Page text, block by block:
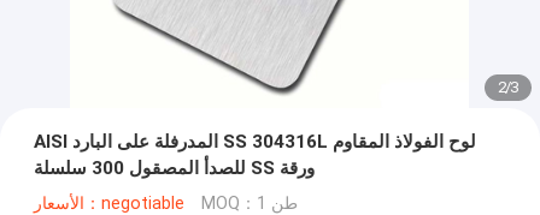
2/3
AISI المدرفلة على البارد SS 304316L لوح الفولاذ المقاوم
للصدأ المصقول 300 سلسلة SS ورقة
الأسعار：negotiable MOQ：1 طن